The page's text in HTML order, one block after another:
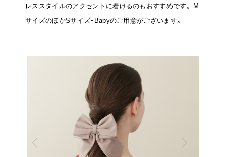
レススタイルのアクセントに着けるのもおすすめです。 M
サイズのほかSサイズ・Babyのご用意がございます。